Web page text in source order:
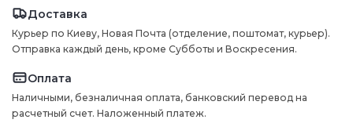
Доставка
Курьер по Киеву, Новая Почта (отделение, поштомат, курьер).
Отправка каждый день, кроме Субботы и Воскресения.
Оплата
Наличными, безналичная оплата, банковский перевод на
расчетный счет. Наложенный платеж.